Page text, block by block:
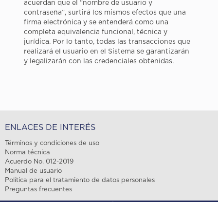
acuerdan que el “nombre de usuario y
contraseña”, surtirá los mismos efectos que una
firma electrónica y se entenderá como una
completa equivalencia funcional, técnica y
jurídica. Por lo tanto, todas las transacciones que
realizará el usuario en el Sistema se garantizarán
y legalizarán con las credenciales obtenidas.
ENLACES DE INTERÉS
Términos y condiciones de uso
Norma técnica
Acuerdo No. 012-2019
Manual de usuario
Política para el tratamiento de datos personales
Preguntas frecuentes